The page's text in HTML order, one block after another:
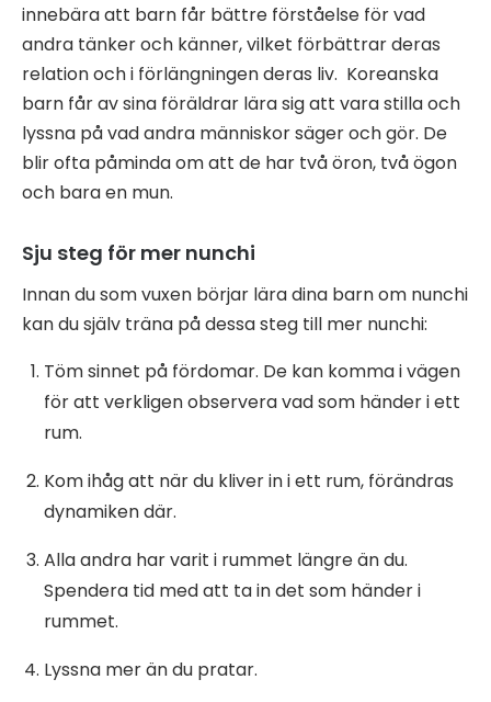
innebära att barn får bättre förståelse för vad
andra tänker och känner, vilket förbättrar deras
relation och i förlängningen deras liv. Koreanska
barn får av sina föräldrar lära sig att vara stilla och
lyssna på vad andra människor säger och gör. De
blir ofta påminda om att de har två öron, två ögon
och bara en mun.
Sju steg för mer nunchi
Innan du som vuxen börjar lära dina barn om nunchi
kan du själv träna på dessa steg till mer nunchi:
Töm sinnet på fördomar. De kan komma i vägen
för att verkligen observera vad som händer i ett
rum.
Kom ihåg att när du kliver in i ett rum, förändras
dynamiken där.
Alla andra har varit i rummet längre än du.
Spendera tid med att ta in det som händer i
rummet.
Lyssna mer än du pratar.